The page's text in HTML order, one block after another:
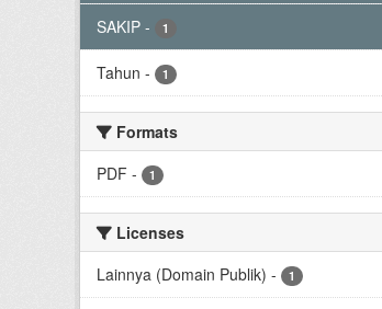
SAKIP - 1
Tahun - 1
Formats
PDF - 1
Licenses
Lainnya (Domain Publik) - 1